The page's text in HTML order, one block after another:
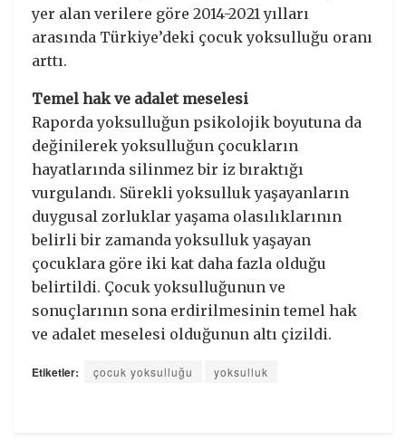
yer alan verilere göre 2014-2021 yılları
arasında Türkiye’deki çocuk yoksulluğu oranı
arttı.
Temel hak ve adalet meselesi
Raporda yoksulluğun psikolojik boyutuna da
değinilerek yoksulluğun çocukların
hayatlarında silinmez bir iz bıraktığı
vurgulandı. Sürekli yoksulluk yaşayanların
duygusal zorluklar yaşama olasılıklarının
belirli bir zamanda yoksulluk yaşayan
çocuklara göre iki kat daha fazla olduğu
belirtildi. Çocuk yoksulluğunun ve
sonuçlarının sona erdirilmesinin temel hak
ve adalet meselesi olduğunun altı çizildi.
Etiketler: çocuk yoksulluğu yoksulluk